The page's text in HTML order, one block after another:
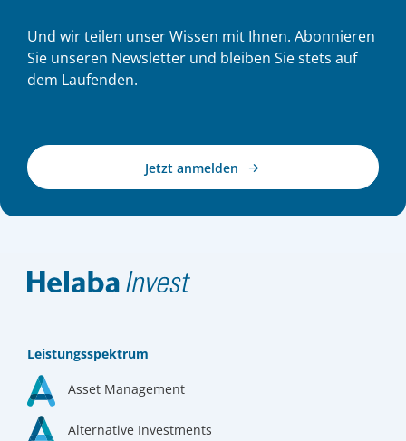
Und wir teilen unser Wissen mit Ihnen. Abonnieren
Sie unseren Newsletter und bleiben Sie stets auf
dem Laufenden.
Jetzt anmelden
Leistungsspektrum
Asset Management
Alternative Investments